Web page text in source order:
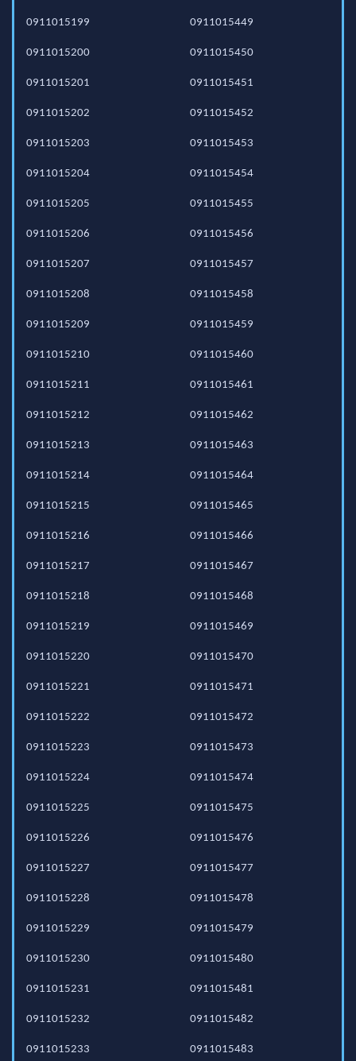
0911015199
0911015200
0911015201
0911015202
0911015203
0911015204
0911015205
0911015206
0911015207
0911015208
0911015209
0911015210
0911015211
0911015212
0911015213
0911015214
0911015215
0911015216
0911015217
0911015218
0911015219
0911015220
0911015221
0911015222
0911015223
0911015224
0911015225
0911015226
0911015227
0911015228
0911015229
0911015230
0911015231
0911015232
0911015233
0911015449
0911015450
0911015451
0911015452
0911015453
0911015454
0911015455
0911015456
0911015457
0911015458
0911015459
0911015460
0911015461
0911015462
0911015463
0911015464
0911015465
0911015466
0911015467
0911015468
0911015469
0911015470
0911015471
0911015472
0911015473
0911015474
0911015475
0911015476
0911015477
0911015478
0911015479
0911015480
0911015481
0911015482
0911015483